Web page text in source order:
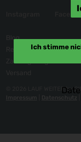
Blog
Reklamation / Kontakt
Zahlungsmöglichkeiten
© 2026 LAUF WEITER by
Impressum
Datenschutz
Ich stimme